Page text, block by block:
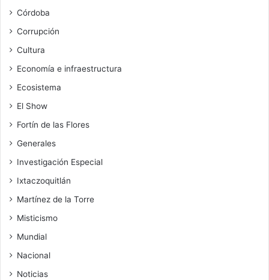
Córdoba
Corrupción
Cultura
Economía e infraestructura
Ecosistema
El Show
Fortín de las Flores
Generales
Investigación Especial
Ixtaczoquitlán
Martínez de la Torre
Misticismo
Mundial
Nacional
Noticias